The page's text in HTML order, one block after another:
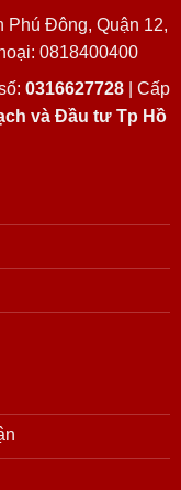
Đông, Quận 12,
0818400400
0316627728| Cấp
và Đầu tư Tp Hồ